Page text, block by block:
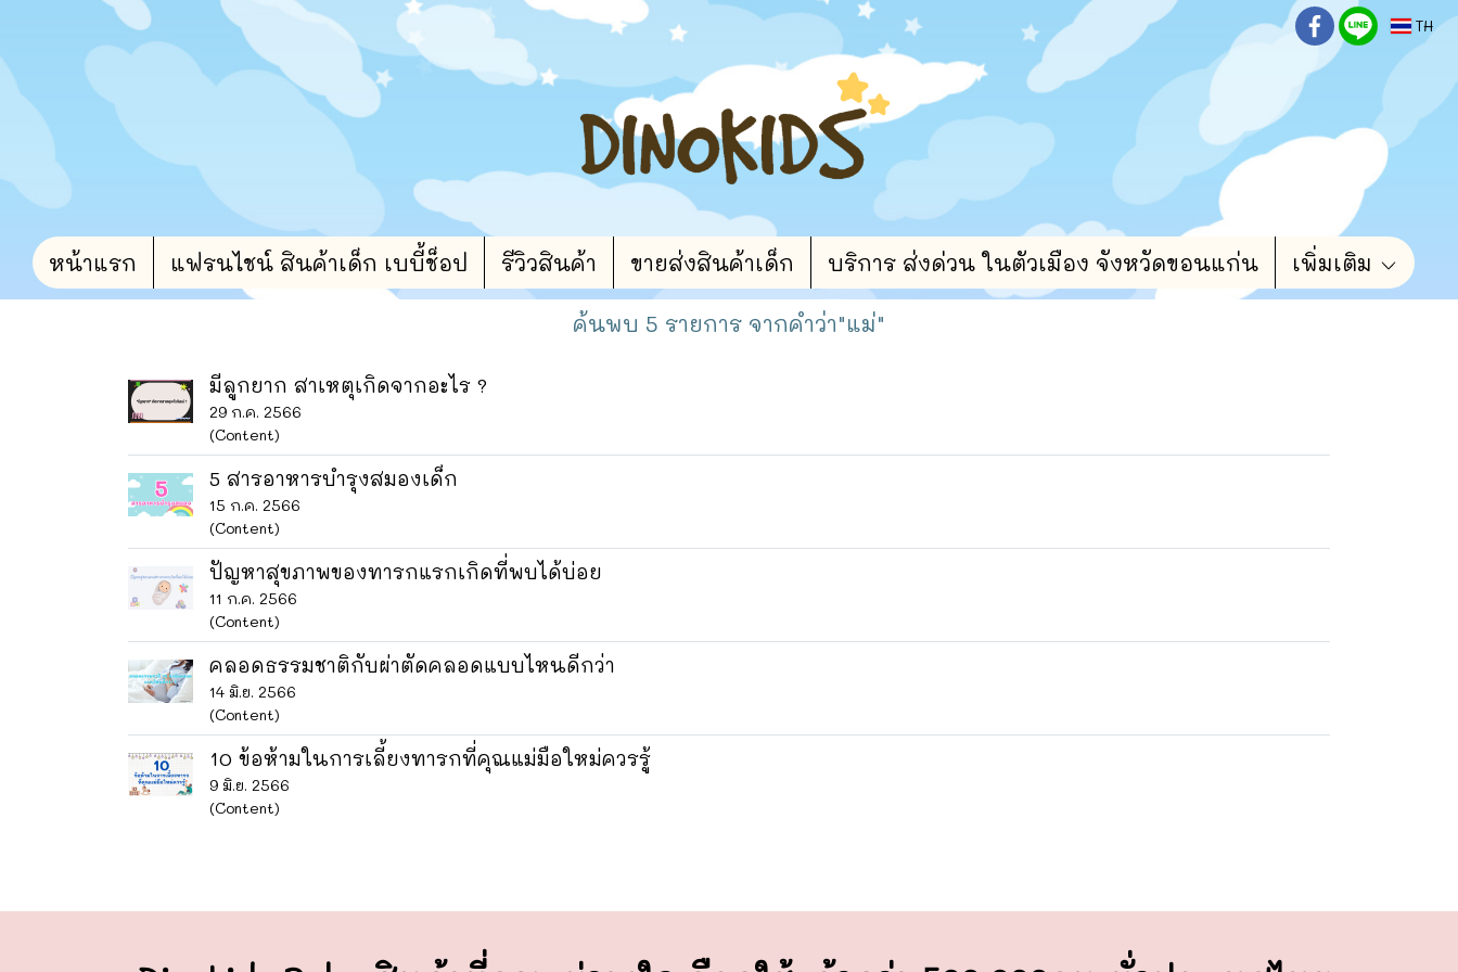
TH
หน้าแรก แฟรนไชน์ สินค้าเด็ก เบบี้ช็อป รีวิวสินค้า ขายส่งสินค้าเด็ก บริการ ส่งด่วน ในตัวเมือง จังหวัดขอนแก่น เพิ่มเติม
ค้นพบ 5 รายการ จากคำว่า"แม่"
มีลูกยาก สาเหตุเกิดจากอะไร ?
29 ก.ค. 2566
(Content)
5 สารอาหารบำรุงสมองเด็ก
15 ก.ค. 2566
(Content)
ปัญหาสุขภาพของทารกแรกเกิดที่พบได้บ่อย
11 ก.ค. 2566
(Content)
คลอดธรรมชาติกับผ่าตัดคลอดแบบไหนดีกว่า
14 มิ.ย. 2566
(Content)
10 ข้อห้ามในการเลี้ยงทารกที่คุณแม่มือใหม่ควรรู้
9 มิ.ย. 2566
(Content)